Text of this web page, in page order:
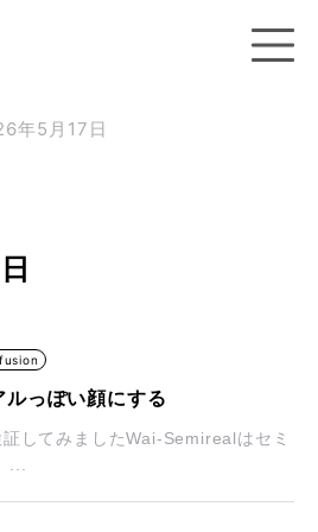
年5月17日
っぽい顔にする
してみましたWai-Semirealはセミ